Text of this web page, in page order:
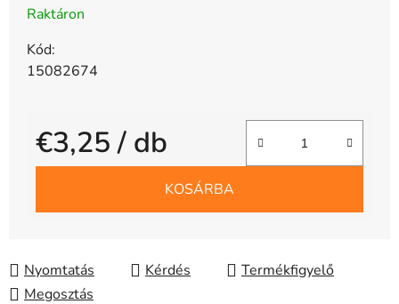
Raktáron
Kód:
15082674
€3,25/ db
Egységár:
KOSÁRBA
Nyomtatás
Kérdés
Megosztás